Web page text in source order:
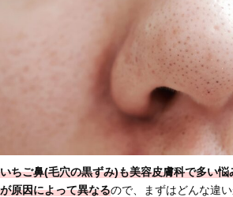
いちご鼻(毛穴の黒ずみ)も美容皮膚科で多い悩
が原因によって異なるので、まずはどんな違